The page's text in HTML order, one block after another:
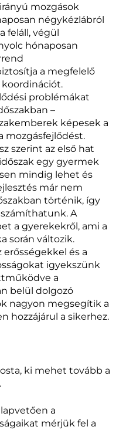
mozgások
négykézlábról
feláll, végül
hónaposan
a megfelelő
problémákat
–
képesek a
mozgásfejlődést.
szerint az első hat
egy gyermek
mindig lehet és
már nem
történik, így
A
a gyerekekről, ami a
során változik.
és a
igyekszünk
a
belül dolgozó
nagyon megsegítik a
hozzájárul a sikerhez.
ki mehet tovább a
a
mérjük fel a